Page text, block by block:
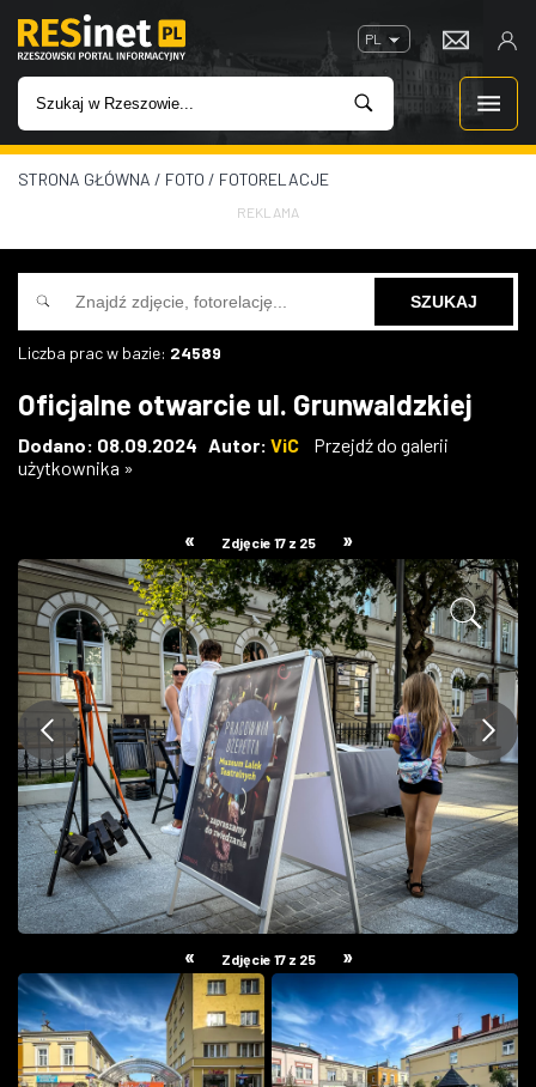
PL
WIADOMOŚCI
INWESTYCJE
IMPREZY
W KINACH
ZDJĘCIA
W RZESZOWIE
STRONA GŁÓWNA / FOTO / FOTORELACJE
REKLAMA
Liczba prac w bazie: 24589
Oficjalne otwarcie ul. Grunwaldzkiej
Dodano: 08.09.2024 Autor: ViC
Przejdź do galerii
użytkownika »
« Zdjęcie 17 z 25 »
« Zdjęcie 17 z 25 »